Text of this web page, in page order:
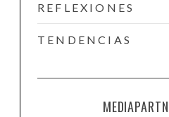
REFLEXIONES
TENDENCIAS